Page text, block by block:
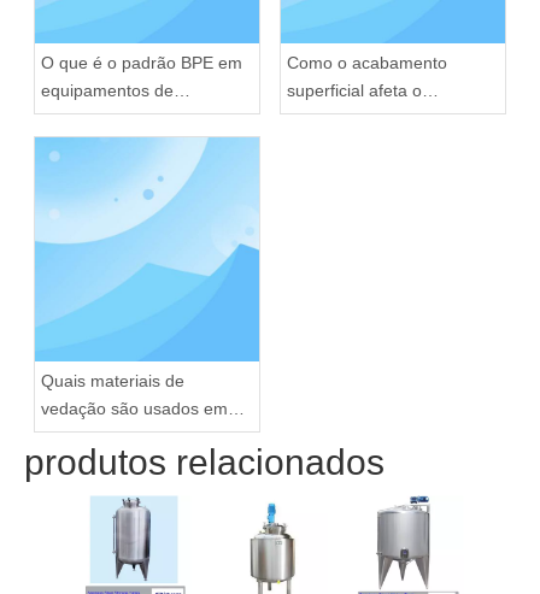
O que é o padrão BPE em
equipamentos de
processamento sanitário?
Como o acabamento
superficial afeta o
desempenho da válvula
Quais materiais de
vedação são usados ​​em
válvulas sanitárias?
produtos relacionados